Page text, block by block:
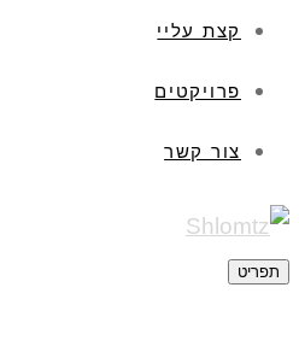
קצת עליי
פרויקטים
צור קשר
תפריט